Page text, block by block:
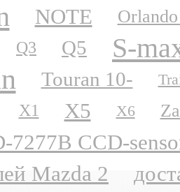
NOTE
Q3 Q5 S-
Touran 10-
X1 X5 X6
7277B CCD-
Mazda 2